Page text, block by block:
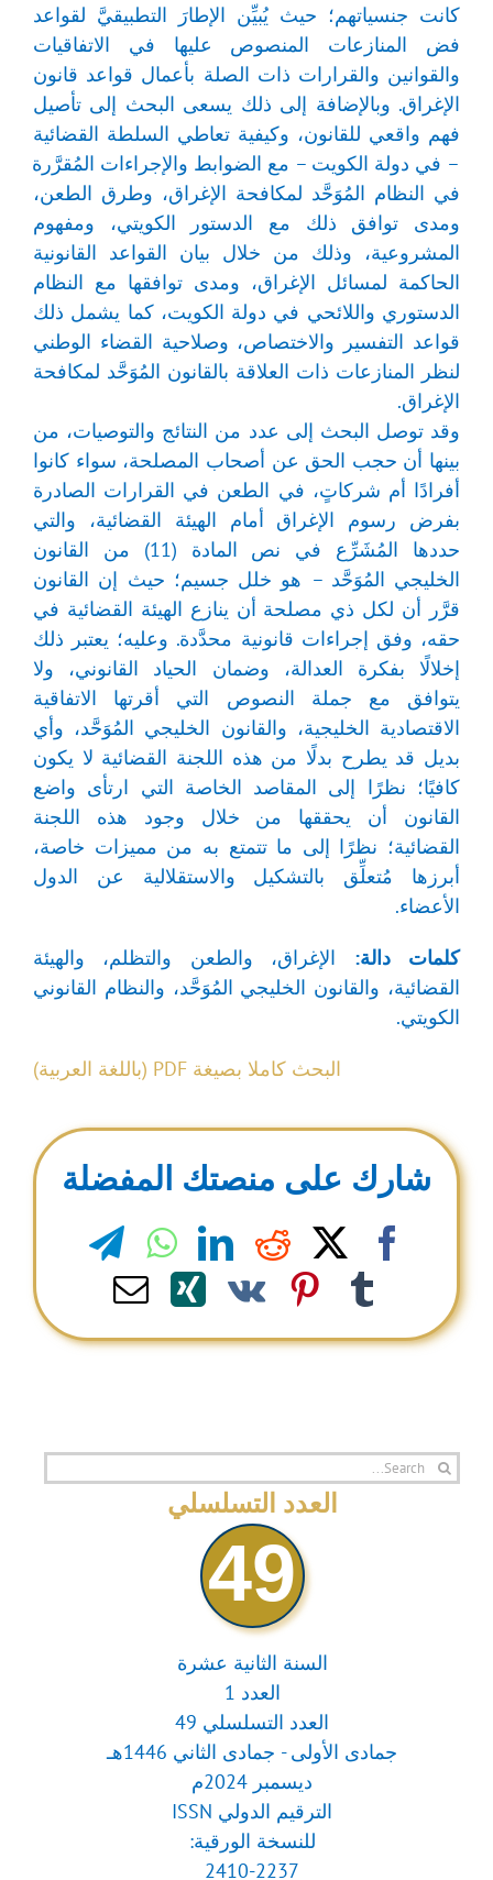
كانت جنسياتهم؛ حيث يُبيِّن الإطارَ التطبيقيَّ لقواعد
فض المنازعات المنصوص عليها في الاتفاقيات
والقوانين والقرارات ذات الصلة بأعمال قواعد قانون
الإغراق. وبالإضافة إلى ذلك يسعى البحث إلى تأصيل
فهم واقعي للقانون، وكيفية تعاطي السلطة القضائية
– في دولة الكويت – مع الضوابط والإجراءات المُقرَّرة
في النظام المُوَحَّد لمكافحة الإغراق، وطرق الطعن،
ومدى توافق ذلك مع الدستور الكويتي، ومفهوم
المشروعية، وذلك من خلال بيان القواعد القانونية
الحاكمة لمسائل الإغراق، ومدى توافقها مع النظام
الدستوري واللائحي في دولة الكويت، كما يشمل ذلك
قواعد التفسير والاختصاص، وصلاحية القضاء الوطني
لنظر المنازعات ذات العلاقة بالقانون المُوَحَّد لمكافحة
الإغراق.
وقد توصل البحث إلى عدد من النتائج والتوصيات، من
بينها أن حجب الحق عن أصحاب المصلحة، سواء كانوا
أفرادًا أم شركاتٍ، في الطعن في القرارات الصادرة
بفرض رسوم الإغراق أمام الهيئة القضائية، والتي
حددها المُشَرِّع في نص المادة (11) من القانون
الخليجي المُوَحَّد – هو خلل جسيم؛ حيث إن القانون
قرَّر أن لكل ذي مصلحة أن ينازع الهيئة القضائية في
حقه، وفق إجراءات قانونية محدَّدة. وعليه؛ يعتبر ذلك
إخلالًا بفكرة العدالة، وضمان الحياد القانوني، ولا
يتوافق مع جملة النصوص التي أقرتها الاتفاقية
الاقتصادية الخليجية، والقانون الخليجي المُوَحَّد، وأي
بديل قد يطرح بدلًا من هذه اللجنة القضائية لا يكون
كافيًا؛ نظرًا إلى المقاصد الخاصة التي ارتأى واضع
القانون أن يحققها من خلال وجود هذه اللجنة
القضائية؛ نظرًا إلى ما تتمتع به من مميزات خاصة،
أبرزها مُتعلِّق بالتشكيل والاستقلالية عن الدول
الأعضاء.
كلمات دالة: الإغراق، والطعن والتظلم، والهيئة
القضائية، والقانون الخليجي المُوَحَّد، والنظام القانوني
الكويتي.
البحث كاملا بصيغة PDF (باللغة العربية)
شارك على منصتك المفضلة
Facebook
X
Reddit
LinkedIn
Tumblr
Pinterest
Vk
Xing
Email
Search
العدد التسلسلي
49
السنة الثانية عشرة
العدد 1
العدد التسلسلي 49
جمادى الأولى - جمادى الثاني 1446هـ
ديسمبر 2024م
الترقيم الدولي ISSN
للنسخة الورقية:
2410-2237